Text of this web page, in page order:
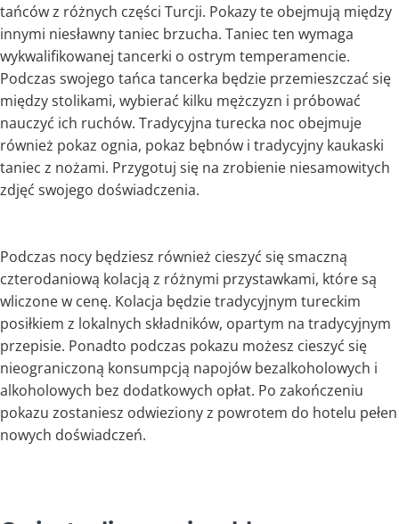
tańców z różnych części Turcji. Pokazy te obejmują między
innymi niesławny taniec brzucha. Taniec ten wymaga
wykwalifikowanej tancerki o ostrym temperamencie.
Podczas swojego tańca tancerka będzie przemieszczać się
między stolikami, wybierać kilku mężczyzn i próbować
nauczyć ich ruchów. Tradycyjna turecka noc obejmuje
również pokaz ognia, pokaz bębnów i tradycyjny kaukaski
taniec z nożami. Przygotuj się na zrobienie niesamowitych
zdjęć swojego doświadczenia.
Podczas nocy będziesz również cieszyć się smaczną
czterodaniową kolacją z różnymi przystawkami, które są
wliczone w cenę. Kolacja będzie tradycyjnym tureckim
posiłkiem z lokalnych składników, opartym na tradycyjnym
przepisie. Ponadto podczas pokazu możesz cieszyć się
nieograniczoną konsumpcją napojów bezalkoholowych i
alkoholowych bez dodatkowych opłat. Po zakończeniu
pokazu zostaniesz odwieziony z powrotem do hotelu pełen
nowych doświadczeń.